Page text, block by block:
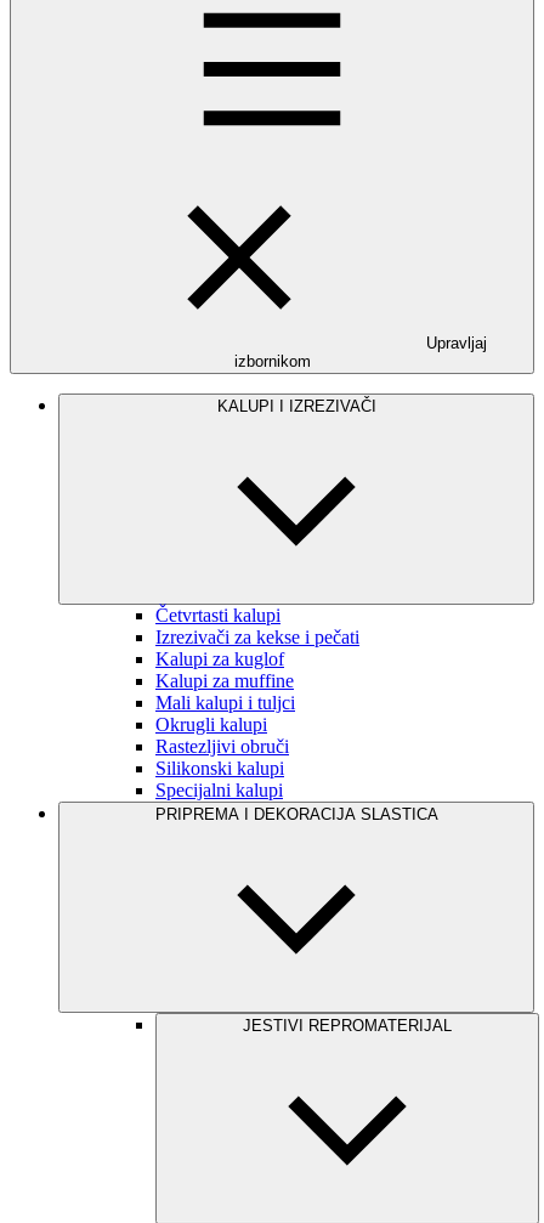
Upravljaj
izbornikom
KALUPI I IZREZIVAČI
Četvrtasti kalupi
Izrezivači za kekse i pečati
Kalupi za kuglof
Kalupi za muffine
Mali kalupi i tuljci
Okrugli kalupi
Rastezljivi obruči
Silikonski kalupi
Specijalni kalupi
PRIPREMA I DEKORACIJA SLASTICA
JESTIVI REPROMATERIJAL